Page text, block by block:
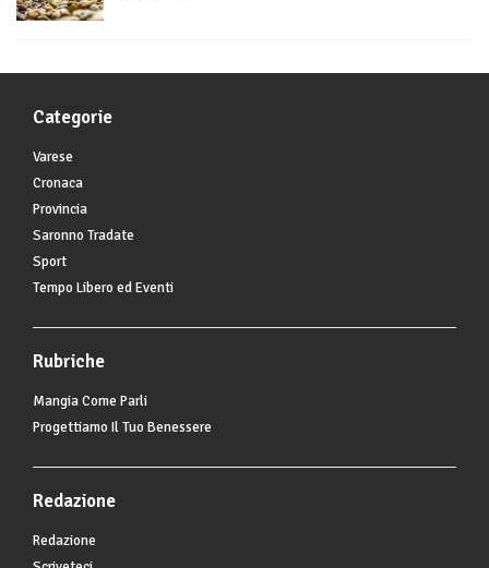
Categorie
Varese
Cronaca
Provincia
Saronno Tradate
Sport
Tempo Libero ed Eventi
Rubriche
Mangia Come Parli
Progettiamo Il Tuo Benessere
Redazione
Redazione